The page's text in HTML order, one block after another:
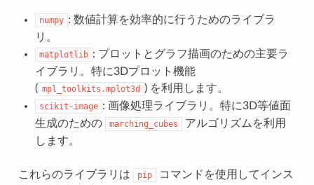
numpy : 数値計算を効率的に行うためのライブラ
リ。
matplotlib : プロットとグラフ描画のための主要ラ
イブラリ。特に3Dプロット機能
( mpl_toolkits.mplot3d ) を利用します。
scikit-image : 画像処理ライブラリ。特に3D等値面
生成のための
marching_cubes
アルゴリズムを利用
します。
これらのライブラリは pip
コマンドを使用してインス